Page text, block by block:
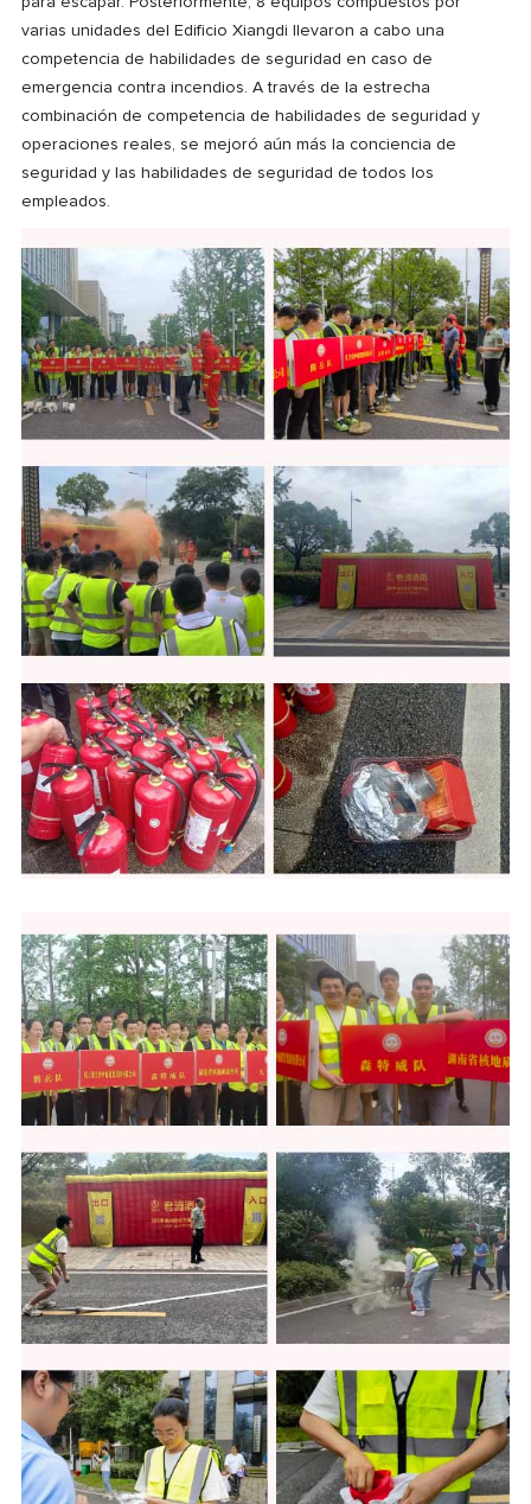
varias unidades del Edificio Xiangdi llevaron a cabo una
competencia de habilidades de seguridad en caso de
emergencia contra incendios. A través de la estrecha
combinación de competencia de habilidades de seguridad y
operaciones reales, se mejoró aún más la conciencia de
seguridad y las habilidades de seguridad de todos los
empleados.